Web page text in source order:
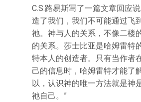
C.S.路易斯写了一篇文章回应
造了我们，我们不可能通过飞
祂。神与人的关系，不像二楼
的关系。莎士比亚是哈姆雷特
特本人的创造者。只有当作者
己的信息时，哈姆雷特才能了
以，认识神的唯一方法就是神
祂自己。”